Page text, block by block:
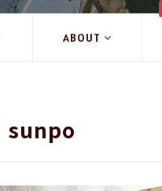
ABOUT
sunpo